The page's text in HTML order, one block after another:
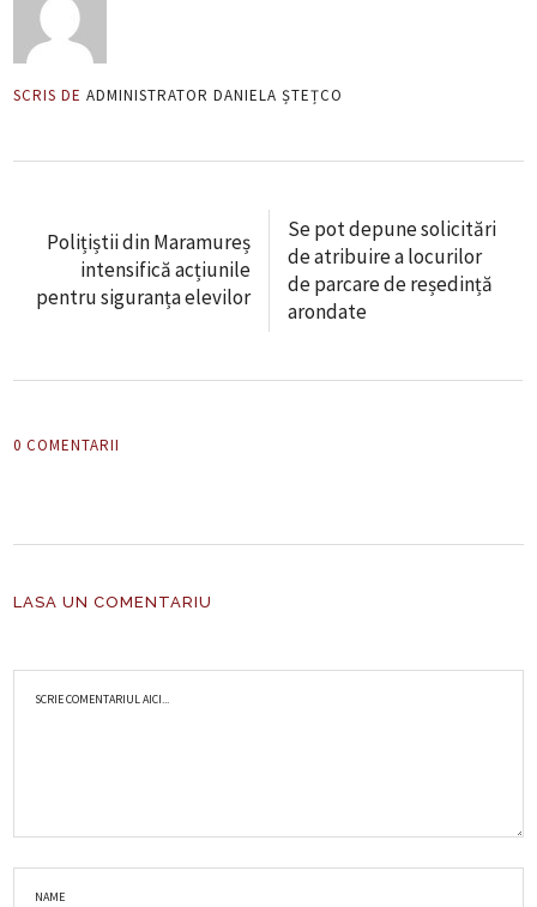
SCRIS DE ADMINISTRATOR DANIELA ȘTEȚCO
Polițiștii din Maramureș
intensifică acțiunile
pentru siguranța elevilor
Se pot depune solicitări
de atribuire a locurilor
de parcare de reședință
arondate
0 COMENTARII
LASA UN COMENTARIU